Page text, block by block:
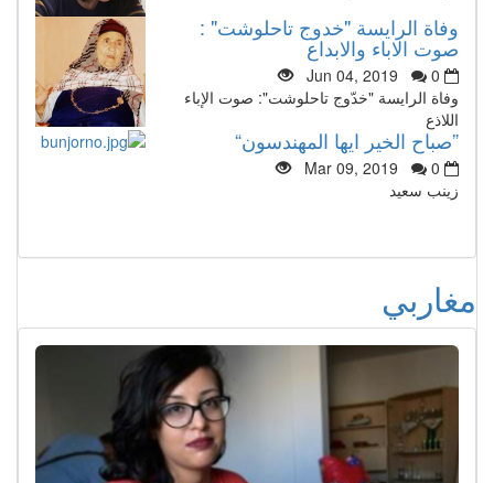
وفاة الرايسة "خدوج تاحلوشت" :
صوت الاباء والابداع
Jun 04, 2019
0
وفاة الرايسة "خدّوج تاحلوشت": صوت الإباء
اللاذع
”صباح الخير ايها المهندسون“
Mar 09, 2019
0
زينب سعيد
مغاربي